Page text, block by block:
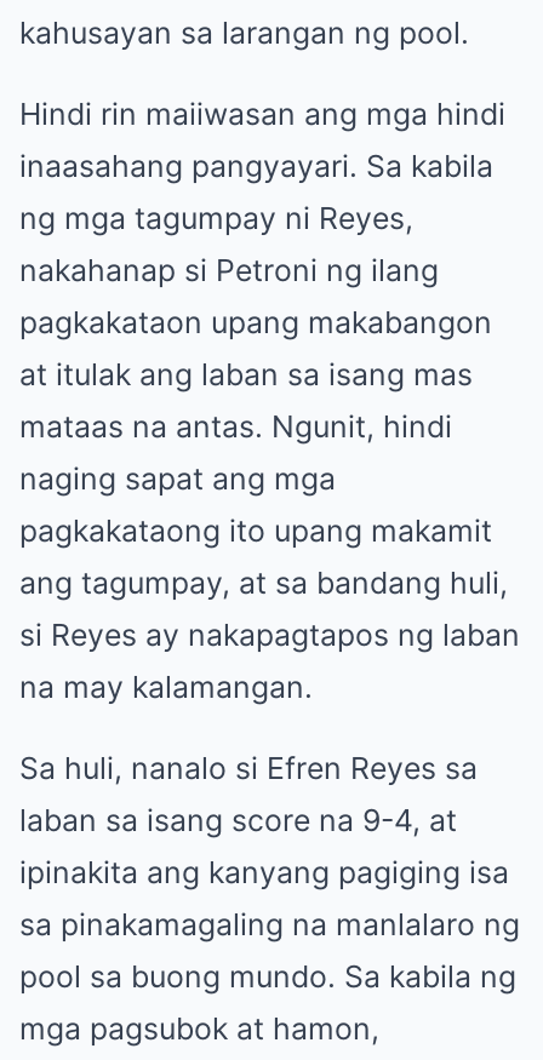
kahusayan sa larangan ng pool.
Hindi rin maiiwasan ang mga hindi
inaasahang pangyayari. Sa kabila
ng mga tagumpay ni Reyes,
nakahanap si Petroni ng ilang
pagkakataon upang makabangon
at itulak ang laban sa isang mas
mataas na antas. Ngunit, hindi
naging sapat ang mga
pagkakataong ito upang makamit
ang tagumpay, at sa bandang huli,
si Reyes ay nakapagtapos ng laban
na may kalamangan.
Sa huli, nanalo si Efren Reyes sa
laban sa isang score na 9-4, at
ipinakita ang kanyang pagiging isa
sa pinakamagaling na manlalaro ng
pool sa buong mundo. Sa kabila ng
mga pagsubok at hamon,